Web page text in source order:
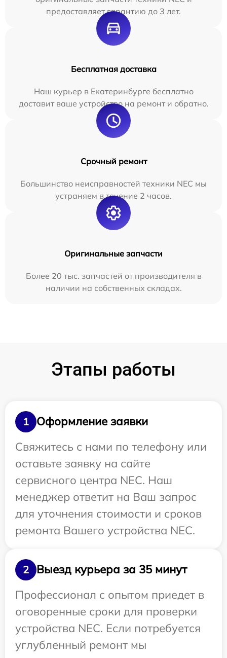
предоставляет гарантию до 3 лет.
Бесплатная доставка
Наш курьер в Екатеринбурге бесплатно
доставит ваше устройство на ремонт и обратно.
Срочный ремонт
Большинство неисправностей техники NEC мы
устраняем в течение 2 часов.
Оригинальные запчасти
Более 20 тыс. запчастей от производителя в
наличии на собственных складах.
Этапы работы
1
Оформление заявки
Свяжитесь с нами по телефону или
оставьте заявку на сайте
сервисного центра NEC. Наш
менеджер ответит на Ваш запрос
для уточнения стоимости и сроков
ремонта Вашего устройства NEC.
2
Выезд курьера за 35 минут
Профессионал с опытом приедет в
оговоренные сроки для проверки
устройства NEC. Если потребуется
углубленный ремонт мы